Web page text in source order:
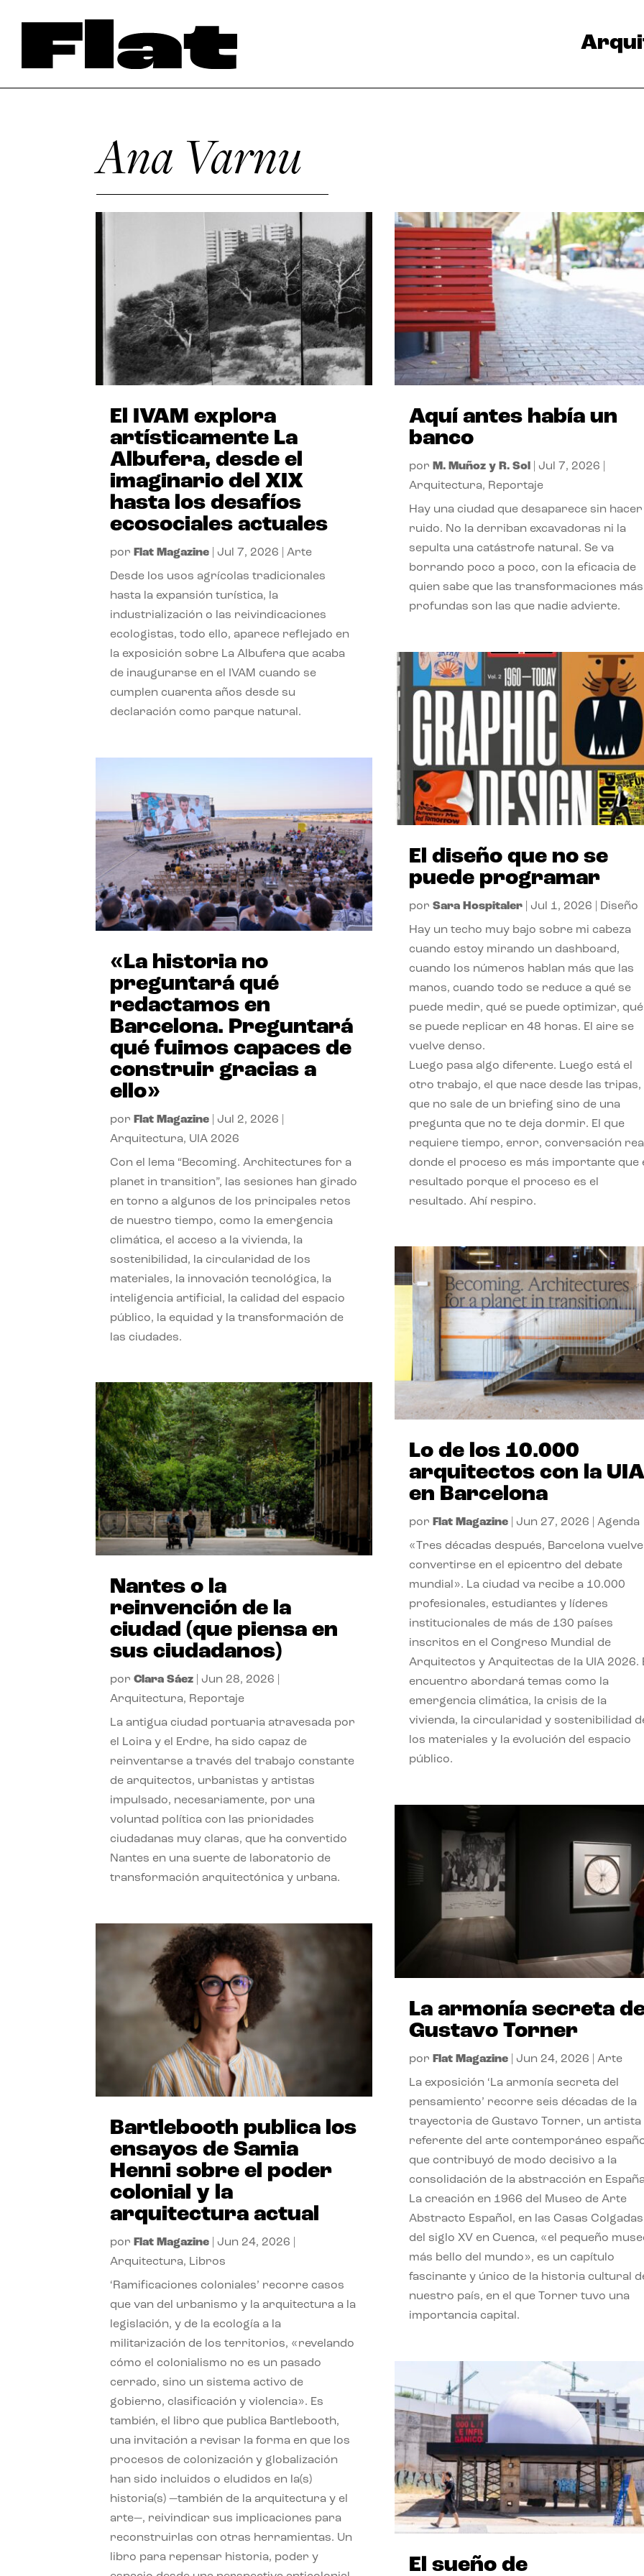
Ana Varnu
El IVAM explora
artísticamente La
Albufera, desde el
imaginario del XIX
hasta los desafíos
ecosociales actuales
por Flat Magazine Jul 7, 2026 |Arte
Desde los usos agrícolas tradicionales
hasta la expansión turística, la
industrialización o las reivindicaciones
ecologistas, todo ello, aparece reflejado en
la exposición sobre La Albufera que acaba
de inaugurarse en el IVAM cuando se
cumplen cuarenta años desde su
declaración como parque natural.
«La historia no
preguntará qué
redactamos en
Barcelona. Preguntará
qué fuimos capaces de
construir gracias a
ello»
por Flat Magazine Jul 2, 2026
Arquitectura, UIA 2026
Con el lema “Becoming. Architectures for a
planet in transition”, las sesiones han girado
en torno a algunos de los principales retos
de nuestro tiempo, como la emergencia
climática, el acceso a la vivienda, la
sostenibilidad, la circularidad de los
materiales, la innovación tecnológica, la
inteligencia artificial, la calidad del espacio
público, la equidad y la transformación de
las ciudades.
Nantes o la
reinvención de la
ciudad (que piensa en
sus ciudadanos)
porClara Sáez Jun 28, 2026
Arquitectura, Reportaje
La antigua ciudad portuaria atravesada por
el Loira y el Erdre, ha sido capaz de
reinventarse a través del trabajo constante
de arquitectos, urbanistas y artistas
impulsado, necesariamente, por una
voluntad política con las prioridades
ciudadanas muy claras, que ha convertido
Nantes en una suerte de laboratorio de
transformación arquitectónica y urbana.
Bartlebooth publica los
ensayos de Samia
Henni sobre el poder
colonial y la
arquitectura actual
por Flat Magazine Jun 24, 2026
Arquitectura, Libros
‘Ramificaciones coloniales’ recorre casos
que van del urbanismo y la arquitectura a la
legislación, y de la ecología a la
militarización de los territorios, «revelando
cómo el colonialismo no es un pasado
cerrado, sino un sistema activo de
gobierno, clasificación y violencia». Es
también, el libro que publica Bartlebooth,
una invitación a revisar la forma en que los
procesos de colonización y globalización
han sido incluidos o eludidos en la(s)
historia(s) —también de la arquitectura y el
arte—, reivindicar sus implicaciones para
reconstruirlas con otras herramientas. Un
libro para repensar historia, poder y
Aquí antes había un
banco
por M. Muñoz y R. Sol Jul 7, 2026
Arquitectura, Reportaje
Hay una ciudad que desaparece sin hacer
ruido. No la derriban excavadoras ni la
sepulta una catástrofe natural. Se va
borrando poco a poco, con la eficacia de
quien sabe que las transformaciones más
profundas son las que nadie advierte.
El diseño que no se
puede programar
por Sara Hospitaler| Jul 1, 2026 Diseño
Hay un techo muy bajo sobre mi cabeza
cuando estoy mirando un dashboard,
cuando los números hablan más que las
manos, cuando todo se reduce a qué se
puede medir, qué se puede optimizar, qué
se puede replicar en 48 horas. El aire se
vuelve denso.
Luego pasa algo diferente. Luego está el
otro trabajo, el que nace desde las tripas,
que no sale de un briefing sino de una
pregunta que no te deja dormir. El que
requiere tiempo, error, conversación
donde el proceso es más importante que
resultado porque el proceso es el
resultado. Ahí respiro.
Lo de los 10.000
arquitectos con la UIA
en Barcelona
por Flat Magazine| Jun 27, 2026 Agenda
«Tres décadas después, Barcelona vuelve
convertirse en el epicentro del debate
mundial». La ciudad va recibe a 10.000
profesionales, estudiantes y líderes
institucionales de más de 130 países
inscritos en el Congreso Mundial de
Arquitectos y Arquitectas de la UIA 2026.
encuentro abordará temas como la
emergencia climática, la crisis de la
vivienda, la circularidad y sostenibilidad
los materiales y la evolución del espacio
público.
La armonía secreta
Gustavo Torner
por Flat Magazine| Jun 24, 2026 Arte
La exposición ‘La armonía secreta del
pensamiento’ recorre seis décadas de la
trayectoria de Gustavo Torner, un artista
referente del arte contemporáneo
que contribuyó de modo decisivo a la
consolidación de la abstracción en
La creación en 1966 del Museo de Arte
Abstracto Español, en las Casas Colgadas
del siglo XV en Cuenca, «el pequeño
más bello del mundo», es un capítulo
fascinante y único de la historia cultural
nuestro país, en el que Torner tuvo una
importancia capital.
El sueño de